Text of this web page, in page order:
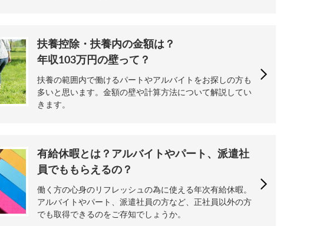
扶養控除・扶養内の金額は？
年収103万円の壁って？
扶養の範囲内で働けるパートやアルバイトをお探しの方も
多いと思います。金額の壁や計算方法について解説してい
きます。
有給休暇とは？アルバイトやパート、派遣社
員でももらえるの？
働く方の心身のリフレッシュの為に使える年次有給休暇。
アルバイトやパート、派遣社員の方など、正社員以外の方
でも取得できるのをご存知でしょうか。